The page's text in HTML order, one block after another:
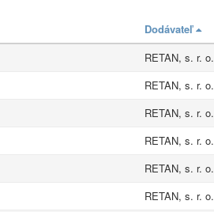
Dodávateľ
RETAN, s. r. o.
RETAN, s. r. o.
RETAN, s. r. o.
RETAN, s. r. o.
RETAN, s. r. o.
RETAN, s. r. o.